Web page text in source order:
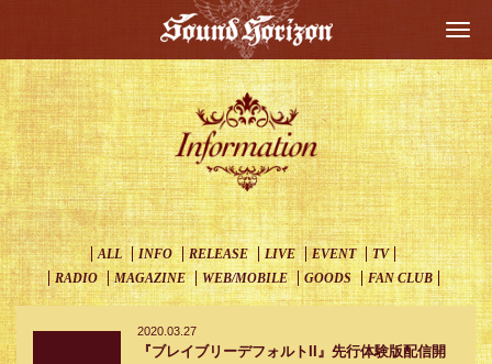
ALL INFO RELEASE LIVE EVENT
TV
RADIO
MAGAZINE WEB/MOBILE GOODS FAN CLUB
2020.03.27
『ブレイブリーデフォルトII』先行体験版配信開